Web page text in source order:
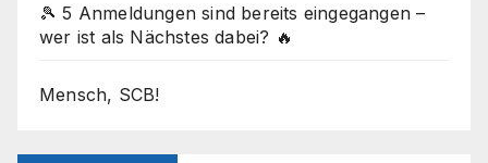
🎾 5 Anmeldungen sind bereits eingegangen –
wer ist als Nächstes dabei? 🔥
Mensch, SCB!